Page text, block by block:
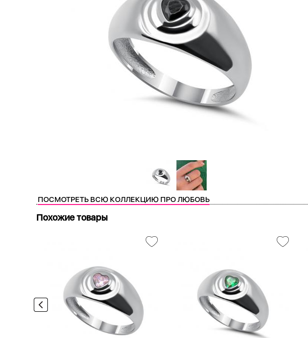
ПОСМОТРЕТЬ ВСЮ КОЛЛЕКЦИЮ ПРО ЛЮБОВЬ
Похожие товары